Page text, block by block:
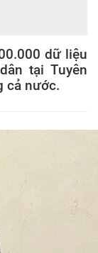
dữ liệu
tại Tuyên
cả nước.